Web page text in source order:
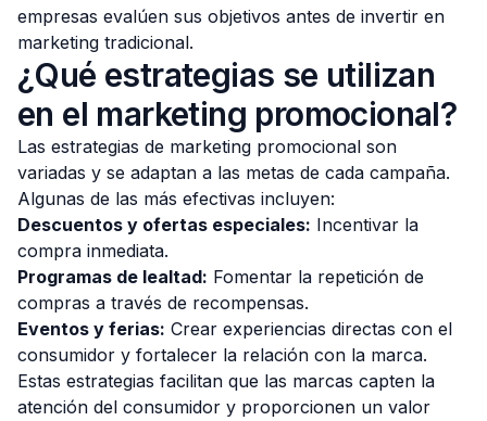
empresas evalúen sus objetivos antes de invertir en
marketing tradicional.
¿Qué estrategias se utilizan
en el marketing promocional?
Las estrategias de marketing promocional son
variadas y se adaptan a las metas de cada campaña.
Algunas de las más efectivas incluyen:
Descuentos y ofertas especiales: Incentivar la
compra inmediata.
Programas de lealtad: Fomentar la repetición de
compras a través de recompensas.
Eventos y ferias: Crear experiencias directas con el
consumidor y fortalecer la relación con la marca.
Estas estrategias facilitan que las marcas capten la
atención del consumidor y proporcionen un valor